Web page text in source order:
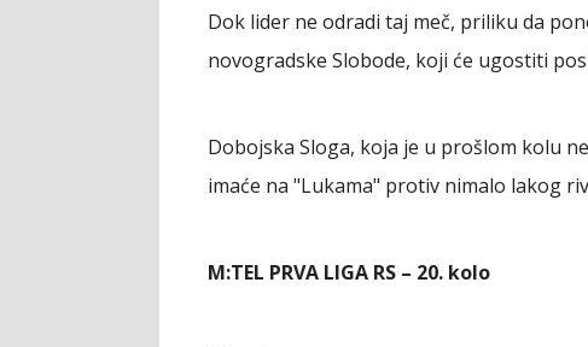
Dok lider ne odradi taj meč, priliku da
novogradske Slobode, koji će ugostiti
Dobojska Sloga, koja je u prošlom kolu
imaće na "Lukama" protiv nimalo lakog
M:TEL PRVA LIGA RS – 20. kolo